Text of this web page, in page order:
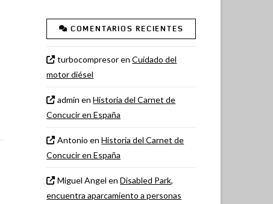
COMENTARIOS RECIENTES
turbocompresorenCuidado del
motor diésel
admin enHistoria del Carnet de
Concucir en España
Antonio enHistoria del Carnet de
Concucir en España
Miguel Angel enDisabled Park,
encuentra aparcamiento a personas